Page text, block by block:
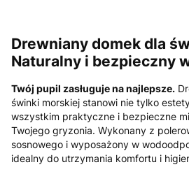
Drewniany domek dla
Naturalny i bezpieczny
Twój pupil zasługuje na najlepsze.
świnki morskiej stanowi nie tylko
wszystkim praktyczne i bezpieczne
Twojego gryzonia. Wykonany z
sosnowego i wyposażony w
idealny do utrzymania komfortu i